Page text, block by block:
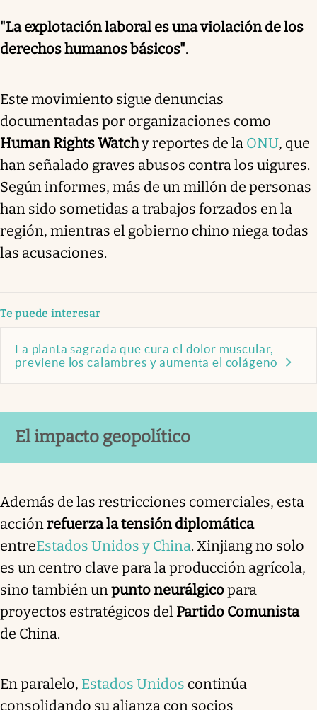
"La explotación laboral es una violación de los
derechos humanos básicos".
Este movimiento sigue denuncias
documentadas por organizaciones como
Human Rights Watchy reportes de la ONU, que
han señalado graves abusos contra los uigures.
Según informes, más de un millón de personas
han sido sometidas a trabajos forzados en la
región, mientras el gobierno chino niega todas
las acusaciones.
Te puede interesar
La planta sagrada que cura el dolor muscular,
previene los calambres y aumenta el colágeno
El impacto geopolítico
Además de las restricciones comerciales, esta
acción refuerza la tensión diplomática
entreEstados Unidos y China. Xinjiang no solo
es un centro clave para la producción agrícola,
sino también un punto neurálgicopara
proyectos estratégicos del Partido Comunista
de China.
En paralelo, Estados Unidos continúa
consolidando su alianza con socios